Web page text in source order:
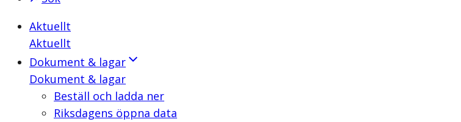
Aktuellt
Aktuellt
Dokument & lagar
Dokument & lagar
Beställ och ladda ner
Riksdagens öppna data